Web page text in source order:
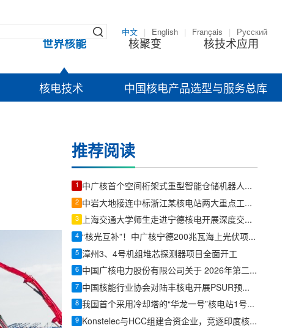
中文 English Français Русский
世界核能 核聚变 核技术应用
核电技术 中国核电产品选型与服务总库
推荐阅读
1 中广核首个空间桁架式重型智能仓储机器人在宁德核电项目试点
2 中岩大地接连中标浙江某核电站两大重点工程项目
3 上海交通大学师生走进宁德核电开展深度交流研学
4 “核光互补”！中广核宁德200兆瓦海上光伏项目全容量并网发电
5 漳州3、4号机组堆芯探测器项目全面开工
6 中国广核电力股份有限公司关于 2026年第二季度运营情况的公告
7 中国核能行业协会对陆丰核电开展PSUR预评估成员支持活动
8 我国首个采用冷却塔的“华龙一号”核电站1号冷却塔第一对人字柱顺利浇筑完成
9 Konstelec与HCC组建合资企业，竞逐印度核基础设施EPC项目